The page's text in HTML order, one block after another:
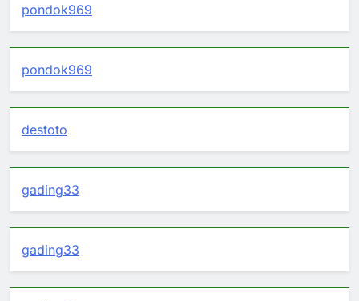
pondok969
pondok969
destoto
gading33
gading33